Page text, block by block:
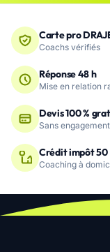
Carte pro
Coachs vérifiés
Réponse 48 h
Mise en relation
Devis 100 %
Sans engagement
Crédit impôt 50
Coaching à